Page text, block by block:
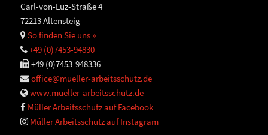
Carl-von-Luz-Straße 4
72213 Altensteig
So finden Sie uns »
+49 (0)7453-94830
+49 (0)7453-948336
office@mueller-arbeitsschutz.de
www.mueller-arbeitsschutz.de
Müller Arbeitsschutz auf Facebook
Müller Arbeitsschutz auf Instagram